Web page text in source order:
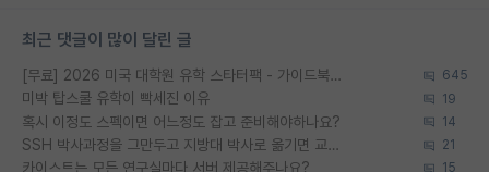
최근 댓글이 많이 달린 글
[무료] 2026 미국 대학원 유학 스타터팩 - 가이드북 & 합격자 컨택메일 템플릿 645
미박 탑스쿨 유학이 빡세진 이유 19
혹시 이정도 스펙이면 어느정도 잡고 준비해야하나요? 14
SSH 박사과정을 그만두고 지방대 박사로 옮기면 교수의 꿈은 끝일까요? 21
카이스트는 모든 연구실마다 서버 제공해주나요? 15